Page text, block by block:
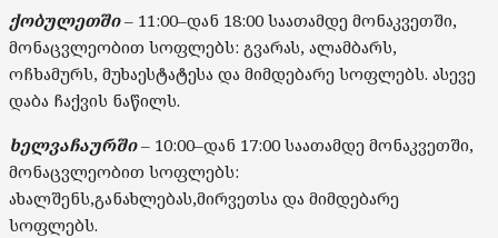
ქობულეთში– 11:00–დან 18:00 საათამდე მონაკვეთში,
მონაცვლეობით სოფლებს: გვარას, ალამბარს,
ოჩხამურს, მუხაესტატესა და მიმდებარე სოფლებს. ასევე
დაბა ჩაქვის ნაწილს.
ხელვაჩაურში– 10:00–დან 17:00 საათამდე მონაკვეთში,
მონაცვლეობით სოფლებს:
ახალშენს,განახლებას,მირვეთსა და მიმდებარე
სოფლებს.